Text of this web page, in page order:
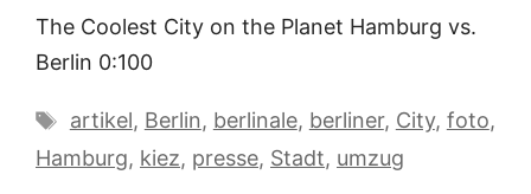
The Coolest City on the Planet Hamburg vs.
Berlin 0:100
Schlagwörter
artikel, Berlin, berlinale, berliner, City, foto,
Hamburg, kiez, presse, Stadt, umzug